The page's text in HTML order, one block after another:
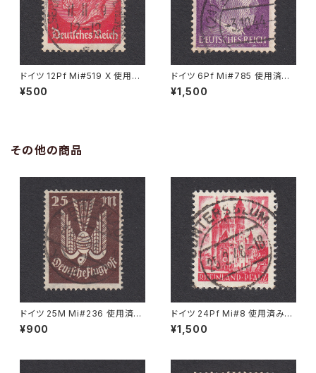
ドイツ 12Pf Mi#519 X 使用済
み切手｜WESERMÜNDE-GE
ESTEMÜNDE 11.11.1939
¥500
ドイツ 6Pf Mi#785 使用済み
切手｜LAGE 3.10.1944
¥1,500
その他の商品
ドイツ 25M Mi#236 使用済み
切手｜BRESLAU 8.6.1923
¥900
ドイツ 24Pf Mi#8 使用済み切
手｜GUNTERSBLUM 25.2.19
48
¥1,500